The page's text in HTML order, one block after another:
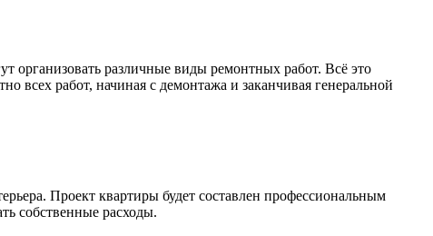
организовать различные виды ремонтных работ. Всё это
всех работ, начиная с демонтажа и заканчивая генеральной
Проект квартиры будет составлен профессиональным
собственные расходы.